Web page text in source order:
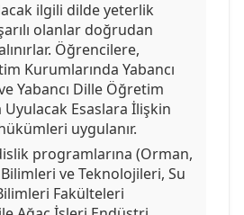
ilgili dilde yeterlik
olanlar doğrudan
Öğrencilere,
Kurumlarında Yabancı
Yabancı Dille Öğretim
Uyulacak Esaslara İlişkin
uygulanır.
programlarına (Orman,
ve Teknolojileri, Su
Fakülteleri